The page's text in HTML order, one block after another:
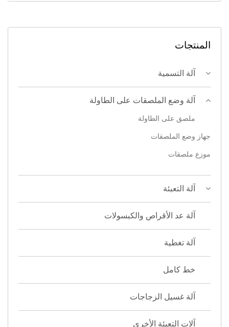
المنتجات
آلة التسمية
آلة وضع الملصقات على الطاولة
ملصق على الطاولة
جهاز وضع الملصقات
موزع ملصقات
آلة التعبئة
آلة عد الأقراص والكبسولات
آلة تغطية
خط كامل
آلة غسيل الزجاجات
آلات التعبئة الأخرى